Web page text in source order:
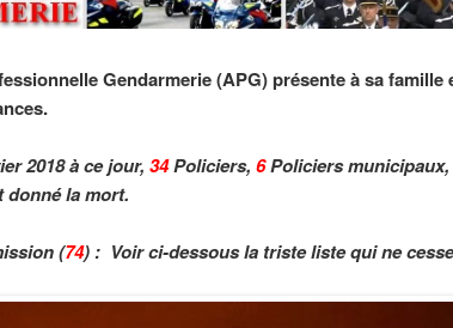
Gendarmerie (APG) présente à sa famille
2018 à ce jour, 34Policiers, 6Policiers municipaux,
donné la mort.
(74) : Voir ci-dessous la triste liste qui ne